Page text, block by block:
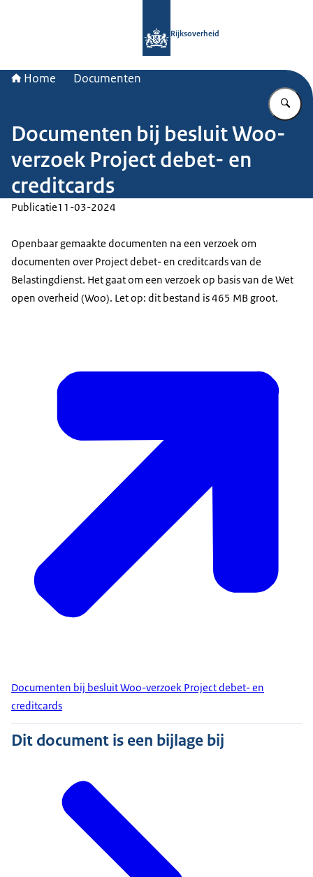
Rijksoverheid
Home Documenten
Documenten bij besluit Woo-
verzoek Project debet- en
creditcards
Publicatie11-03-2024
Openbaar gemaakte documenten na een verzoek om
documenten over Project debet- en creditcards van de
Belastingdienst. Het gaat om een verzoek op basis van de Wet
open overheid (Woo). Let op: dit bestand is 465 MB groot.
Documenten bij besluit Woo-verzoek Project debet- en
creditcards
Dit document is een bijlage bij